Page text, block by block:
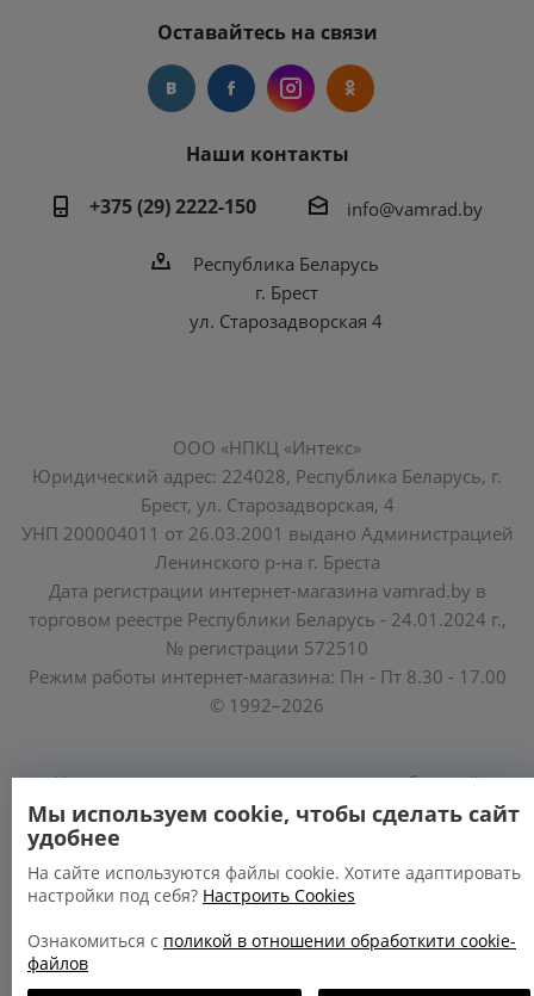
Оставайтесь на связи
Наши контакты
+375 (29) 2222-150
info@vamrad.by
Республика Беларусь
г. Брест
ул. Старозадворская 4
ООО «НПКЦ «Интекс»
Юридический адрес: 224028, Республика Беларусь, г.
Брест, ул. Старозадворская, 4
УНП 200004011 от 26.03.2001 выдано Администрацией
Ленинского р-на г. Бреста
Дата регистрации интернет-магазина vamrad.by в
торговом реестре Республики Беларусь - 24.01.2024 г.,
№ регистрации 572510
Режим работы интернет-магазина: Пн - Пт 8.30 - 17.00
© 1992–2026
Уполномоченные по защите прав потребителей
облисполкомов, Минского горисполкома:
https://www.mart.gov.by/activity/zashchita-prav-
potrebiteley/
БРЕСТСКАЯ ОБЛАСТЬ тел. (80162) 26 97 69;
Мы используем cookie, чтобы сделать сайт
удобнее
На сайте используются файлы cookie. Хотите адаптировать
настройки под себя? Настроить Cookies
Ознакомиться с поликой в отношении обработкити cookie-
файлов